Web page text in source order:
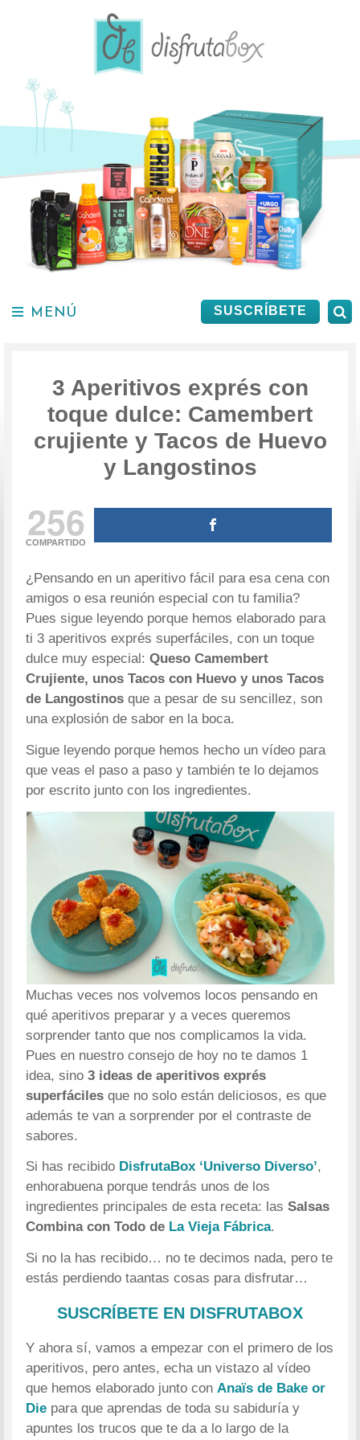
SUSCRÍBETE
MENÚ
3 Aperitivos exprés con
toque dulce: Camembert
crujiente y Tacos de Huevo
y Langostinos
256
COMPARTIDO
¿Pensando en un aperitivo fácil para esa cena con
amigos o esa reunión especial con tu familia?
Pues sigue leyendo porque hemos elaborado para
ti 3 aperitivos exprés superfáciles, con un toque
dulce muy especial:Queso Camembert
Crujiente, unos Tacos con Huevo y unos Tacos
de Langostinos que a pesar de su sencillez, son
una explosión de sabor en la boca.
Sigue leyendo porque hemos hecho un vídeo para
que veas el paso a paso y también te lo dejamos
por escrito junto con los ingredientes.
Muchas veces nos volvemos locos pensando en
qué aperitivos preparar y a veces queremos
sorprender tanto que nos complicamos la vida.
Pues en nuestro consejo de hoy no te damos 1
idea, sino3 ideas de aperitivos exprés
superfácilesque no solo están deliciosos, es que
además te van a sorprender por el contraste de
sabores.
Si has recibido DisfrutaBox ‘Universo Diverso’,
enhorabuena porque tendrás unos de los
ingredientes principales de esta receta: lasSalsas
Combina con Todo de La Vieja Fábrica.
Si no la has recibido… no te decimos nada, pero te
estás perdiendo taantas cosas para disfrutar…
SUSCRÍBETE EN DISFRUTABOX
Y ahora sí, vamos a empezar con el primero de los
aperitivos, pero antes, echa un vistazo al vídeo
que hemos elaborado junto con Anaïs de Bake or
Die para que aprendas de toda su sabiduría y
apuntes los trucos que te da a lo largo de la